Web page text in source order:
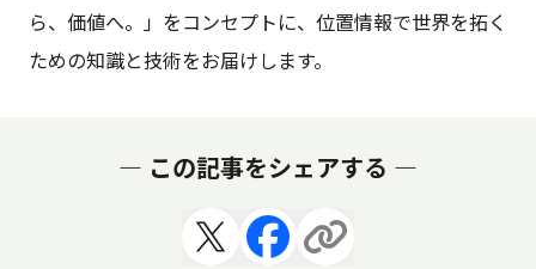
ら、価値へ。」をコンセプトに、位置情報で世界を拓く
ための知識と技術をお届けします。
— この記事をシェアする —